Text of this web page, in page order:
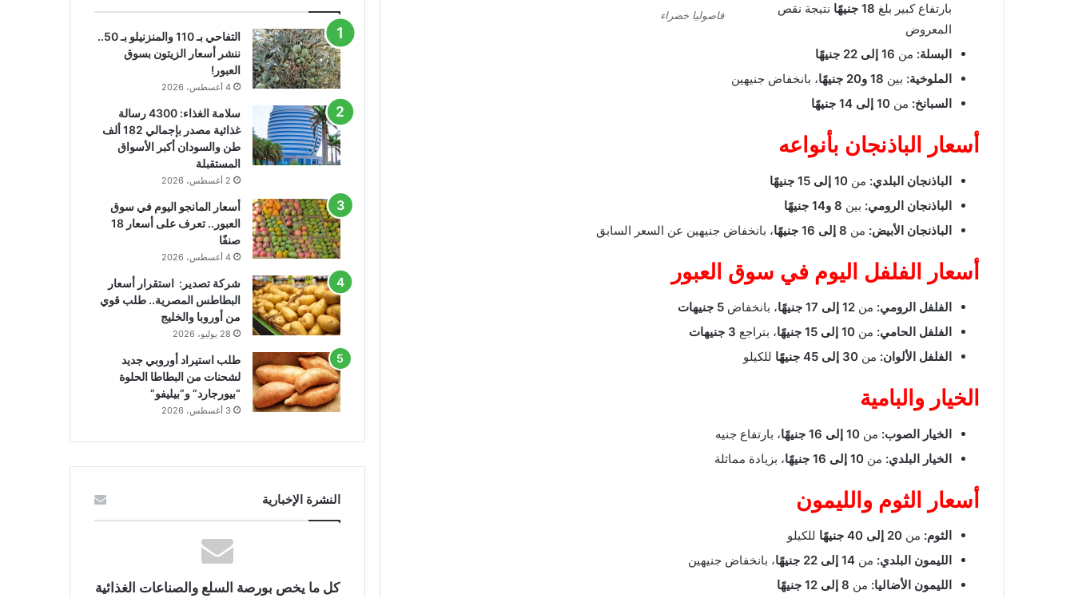
فاصوليا خضراء
بارتفاع كبير بلغ 18 جنيهًا
نتيجة نقص
المعروض
البسلة: من 16 إلى 22 جنيهًا
الملوخية: بين 18 و20 جنيهًا
، بانخفاض جنيهين
السبانخ: من 10 إلى 14 جنيهًا
أسعار الباذنجان بأنواعه
الباذنجان البلدي: من 10 إلى 15 جنيهًا
الباذنجان الرومي: بين 8 و14 جنيهًا
الباذنجان الأبيض: من 8 إلى 16 جنيهًا ، بانخفاض جنيهين عن السعر السابق
أسعار الفلفل اليوم في سوق العبور
الفلفل الرومي: من 12 إلى 17 جنيهًا ، بانخفاض 5 جنيهات
الفلفل الحامي: من 10 إلى 15 جنيهًا ، بتراجع 3 جنيهات
الفلفل الألوان: من 30 إلى 45 جنيهًا للكيلو
الخيار والبامية
الخيار الصوب: من 10 إلى 16 جنيهًا
، بارتفاع جنيه
الخيار البلدي: من 10 إلى 16 جنيهًا ، بزيادة مماثلة
أسعار الثوم والليمون
الثوم: من 20 إلى 40 جنيهًا
للكيلو
الليمون البلدي: من 14 إلى 22 جنيهًا
، بانخفاض جنيهين
الليمون الأضاليا: من 8 إلى 12 جنيهًا
التفاحي بـ 110 والمنزنيلو بـ 50..
ننشر أسعار الزيتون بسوق
العبور!
4 أغسطس، 2026
سلامة الغذاء: 4300 رسالة
غذائية مصدر بإجمالي 182 ألف
طن والسودان أكبر الأسواق
المستقبلة
2 أغسطس، 2026
أسعار المانجو اليوم في سوق
العبور.. تعرف على أسعار 18
صنفًا
4 أغسطس، 2026
شركة تصدير: استقرار أسعار
البطاطس المصرية.. طلب قوي
من أوروبا والخليج
28 يوليو، 2026
طلب استيراد أوروبي جديد
لشحنات من البطاطا الحلوة
“بيورجارد” و”بيليفو”
3 أغسطس، 2026
النشرة الإخبارية
كل ما يخص بورصة السلع والصناعات الغذائية